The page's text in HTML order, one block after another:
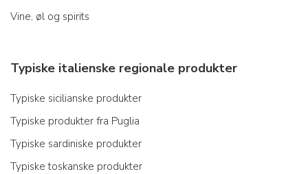
Vine, øl og spirits
Typiske italienske regionale produkter
Typiske sicilianske produkter
Typiske produkter fra Puglia
Typiske sardiniske produkter
Typiske toskanske produkter